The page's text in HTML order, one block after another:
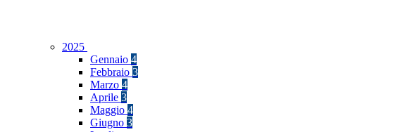
2025
Gennaio 4
Febbraio 3
Marzo 4
Aprile 3
Maggio 4
Giugno 3